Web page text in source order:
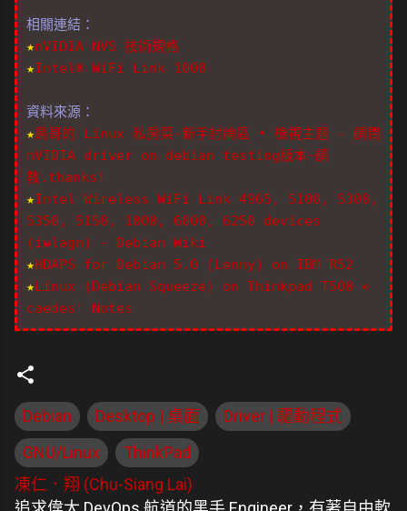
相關連結：
★nVIDIA NVS 技術規格
★Intel® WiFi Link 1000
資料來源：
★鳥哥的 Linux 私房菜-新手討論區 • 檢視主題 - 請問
nVIDIA driver on debian testing版本~請
教.thanks!
★Intel Wireless WiFi Link 4965, 5100, 5300,
5350, 5150, 1000, 6000, 6250 devices
(iwlagn) - Debian Wiki
★HDAPS for Debian 5.0 (Lenny) on IBM R52
★Linux (Debian Squeeze) on Thinkpad T500 «
caedes' Notes
Debian Desktop | 桌面
Driver | 驅動程式
GNU/Linux
ThinkPad
凍仁．翔 (Chu-Siang Lai)